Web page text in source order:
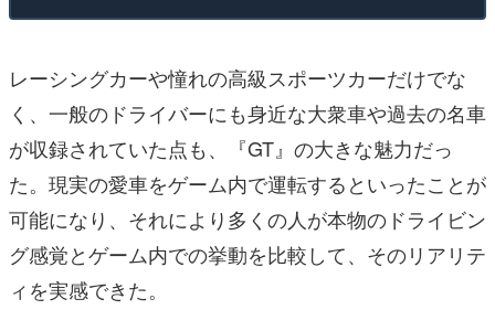
レーシングカーや憧れの高級スポーツカーだけでな
く、一般のドライバーにも身近な大衆車や過去の名車
が収録されていた点も、『GT』の大きな魅力だっ
た。現実の愛車をゲーム内で運転するといったことが
可能になり、それにより多くの人が本物のドライビン
グ感覚とゲーム内での挙動を比較して、そのリアリテ
ィを実感できた。